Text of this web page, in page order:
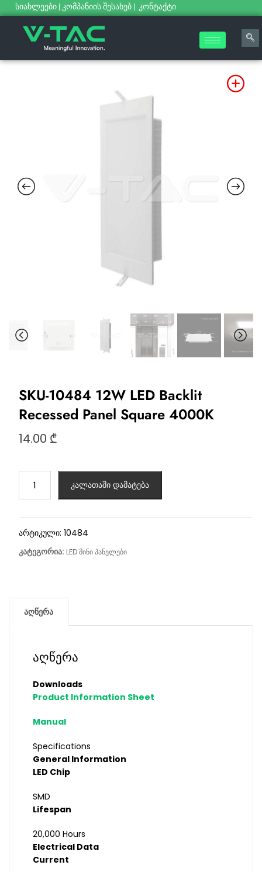
სიახლეები | კომპანიის შესახებ | კონტაქტი
SKU-10484 12W LED Backlit
Recessed Panel Square 4000K
14.00 ₾
კალათაში დამატება
არტიკული: 10484
კატეგორია: LED მინი პანელები
აღწერა
აღწერა
Downloads
Product Information Sheet
Manual
Specifications
General Information
LED Chip
SMD
Lifespan
20,000 Hours
Electrical Data
Current